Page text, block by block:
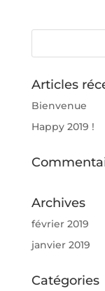
Articles
Bienvenue
Happy 2019 !
Archives
février 2019
janvier 2019
Catégories